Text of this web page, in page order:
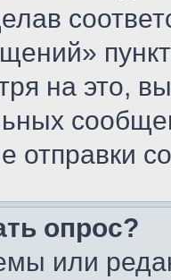
на это,
отправки
опрос?
или